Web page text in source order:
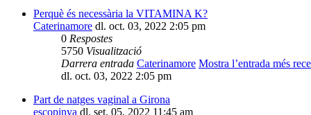
Perquè és necessària la VITAMINA K?
Caterinamore dl. oct. 03, 2022 2:05 pm
0 Respostes
5750 Visualització
Darrera entrada Caterinamore Mostra l’entrada més
dl. oct. 03, 2022 2:05 pm
Part de natges vaginal a Girona
escopinya dl. set. 05, 2022 11:45 am